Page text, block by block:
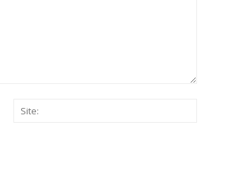
Email:*